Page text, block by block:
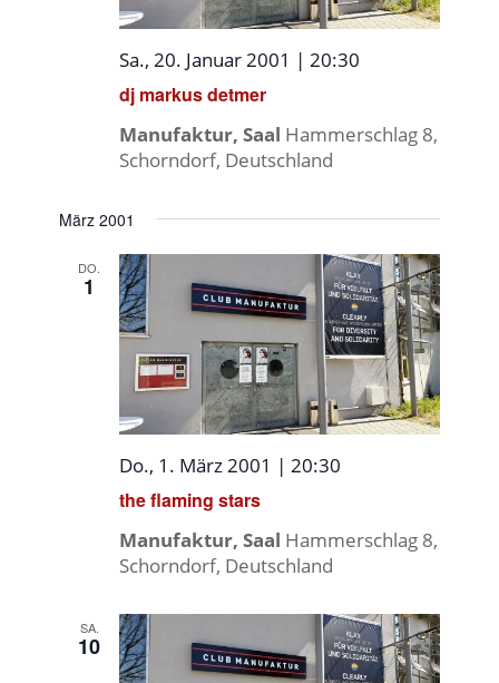
dj markus detmer
Sa., 20. Januar 2001 | 20:30
Manufaktur, Saal Hammerschlag 8,
Schorndorf, Deutschland
März 2001
DO.
1
the flaming stars
Do., 1. März 2001 | 20:30
Manufaktur, Saal Hammerschlag 8,
Schorndorf, Deutschland
SA.
10